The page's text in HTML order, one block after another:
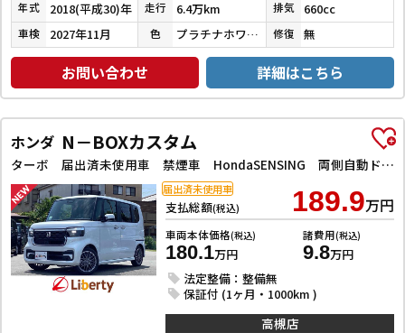
年式 2018(平成30)年 走行 6.4万km 排気 660cc
車検 2027年11月 色 プラチナホワイトパール 修復 無
お問い合わせ 詳細はこちら
ホンダ N－BOXカスタム
ターボ 届出済未使用車 禁煙車 HondaSENSING 両側自動ドア アダプティブクルーズコントロール 電子パーキング 革巻きステアリング パドルシフト 前席シートヒーター LEDヘッドライト スマートキー
支払総額(税込) 189.9万円
車両本体価格(税込)
180.1万円
諸費用(税込)
9.8万円
法定整備：整備無
保証付 (1ヶ月・1000km )
届出済未使用車
高槻店